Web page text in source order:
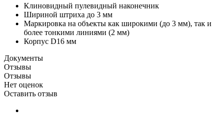
Клиновидный пулевидный наконечник
Шириной штриха до 3 мм
Маркировка на объекты как широкими (до 3 мм), так и
более тонкими линиями (2 мм)
Корпус D16 мм
Документы
Отзывы
Отзывы
Нет оценок
Оставить отзыв